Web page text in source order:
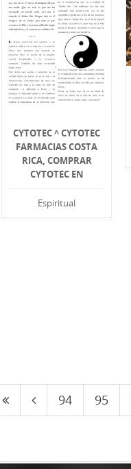
CYTOTEC ^ CYTOTEC
FARMACIAS COSTA
RICA, COMPRAR
CYTOTEC EN
Espiritual
94 95